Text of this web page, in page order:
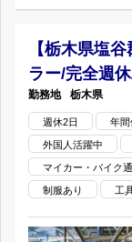
【栃木県塩
ラー/完全週
栃木県
週休2日 年間
外国人活躍中
マイカー・バイク
制服あり 工